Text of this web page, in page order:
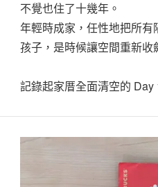
不覺也住了十幾年。
年輕時成家，任性地把所
孩子，是時候讓空間重新收
記錄起家厝全面清空的 Day